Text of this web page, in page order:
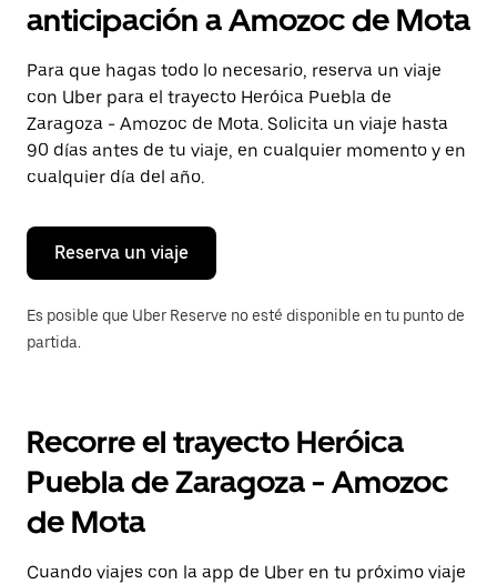
y
selecciona
una
fecha.
Presiona
la
tecla Esc
para
cerrar
calendario.
anticipación a Amozoc de Mota
Para que hagas todo lo necesario, reserva un viaje
con Uber para el trayecto Heróica Puebla de
Zaragoza - Amozoc de Mota. Solicita un viaje hasta
90 días antes de tu viaje, en cualquier momento y en
cualquier día del año.
Reserva un viaje
Es posible que Uber Reserve no esté disponible en tu punto de
partida.
Recorre el trayecto Heróica
Puebla de Zaragoza - Amozoc
de Mota
Cuando viajes con la app de Uber en tu próximo viaje